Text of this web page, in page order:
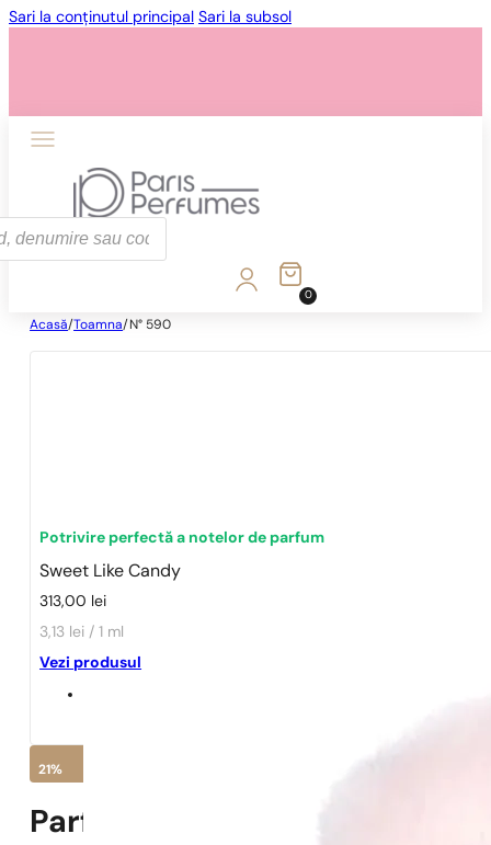
Sari la conținutul principal Sari la subsol
0
Acasă/Toamna/ N° 590
Potrivire perfectă a notelor de parfum
Sweet Like Candy
313,00 lei
3,13 lei / 1 ml
Vezi produsul
21%
Parfumuri Pariziene N° 590 -